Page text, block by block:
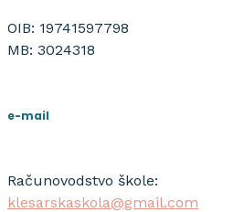
OIB: 19741597798
MB: 3024318
e-mail
Računovodstvo škole:
klesarskaskola@gmail.com